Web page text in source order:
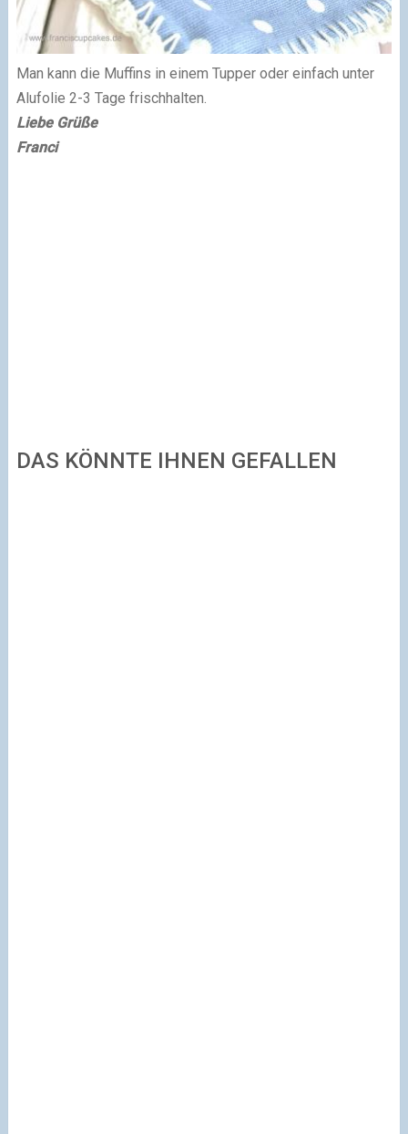
Man kann die Muffins in einem Tupper oder einfach unter
Alufolie 2-3 Tage frischhalten.
Liebe Grüße
Franci
DAS KÖNNTE IHNEN GEFALLEN